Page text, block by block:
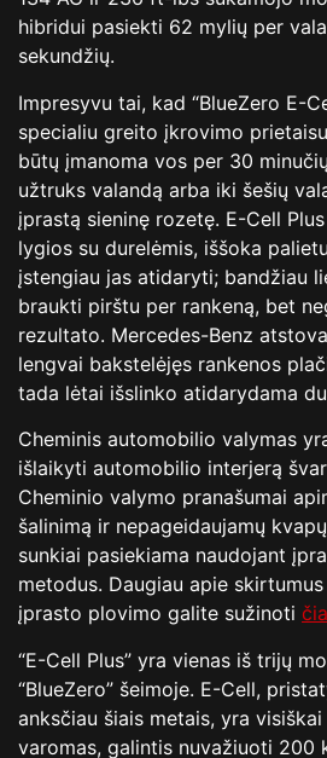
hibridui pasiekti 62 mylių per
sekundžių.
Impresyvu tai, kad “BlueZero E-
specialiu greito įkrovimo
būtų įmanoma vos per 30
užtruks valandą arba iki šešių
įprastą sieninę rozetę. E-Cell
lygios su durelėmis, iššoka
įstengiau jas atidaryti; bandžiau
braukti pirštu per rankeną, bet
rezultato. Mercedes-Benz
lengvai bakstelėjęs rankenos
tada lėtai išslinko atidarydama
Cheminis automobilio valymas
išlaikyti automobilio interjerą
Cheminio valymo pranašumai
šalinimą ir nepageidaujamų
sunkiai pasiekiama naudojant
metodus. Daugiau apie
įprasto plovimo galite sužinoti čia
“E-Cell Plus” yra vienas iš trijų
“BlueZero” šeimoje. E-Cell,
anksčiau šiais metais, yra
varomas, galintis nuvažiuoti 200